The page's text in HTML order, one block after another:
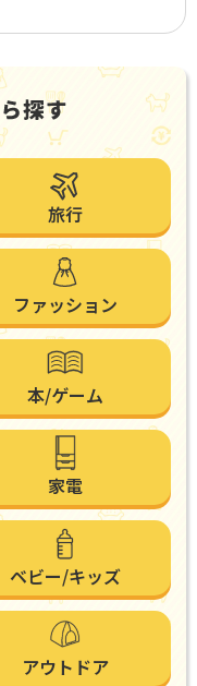
旅行
ファッション
本/ゲーム
家電
ベビー/キッズ
アウトドア